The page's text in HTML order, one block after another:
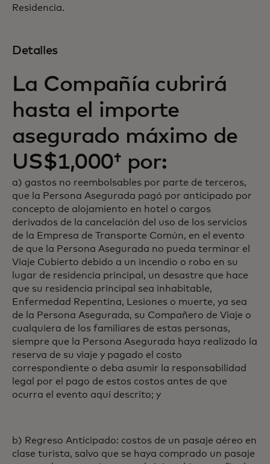
Residencia.
Detalles
La Compañía cubrirá
hasta el importe
asegurado máximo de
US$1,000† por:
a) gastos no reembolsables por parte de terceros,
que la Persona Asegurada pagó por anticipado por
concepto de alojamiento en hotel o cargos
derivados de la cancelación del uso de los servicios
de la Empresa de Transporte Común, en el evento
de que la Persona Asegurada no pueda terminar el
Viaje Cubierto debido a un incendio o robo en su
lugar de residencia principal, un desastre que hace
que su residencia principal sea inhabitable,
Enfermedad Repentina, Lesiones o muerte, ya sea
de la Persona Asegurada, su Compañero de Viaje o
cualquiera de los familiares de estas personas,
siempre que la Persona Asegurada haya realizado la
reserva de su viaje y pagado el costo
correspondiente o deba asumir la responsabilidad
legal por el pago de estos costos antes de que
ocurra el evento aquí descrito; y
b) Regreso Anticipado: costos de un pasaje aéreo en
clase turista, salvo que se haya comprado un pasaje